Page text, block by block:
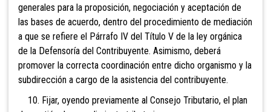
generales para la proposición, negociación y aceptación de
las bases de acuerdo, dentro del procedimiento de mediación
a que se refiere el Párrafo IV del Título V de la ley orgánica
de la Defensoría del Contribuyente. Asimismo, deberá
promover la correcta coordinación entre dicho organismo y la
subdirección a cargo de la asistencia del contribuyente.
10. Fijar, oyendo previamente al Consejo Tributario, el plan